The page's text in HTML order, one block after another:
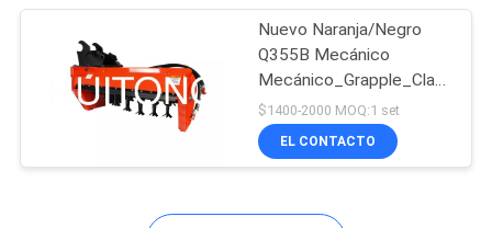
Cubo inclinable del
excavador
Nuevo Naranja/Negro
Q355B Mecánico
Mecánico_Grapple_Claw
con anchos de corte
variables Certificado CE
$1400-2000 MOQ:1 set
EL CONTACTO